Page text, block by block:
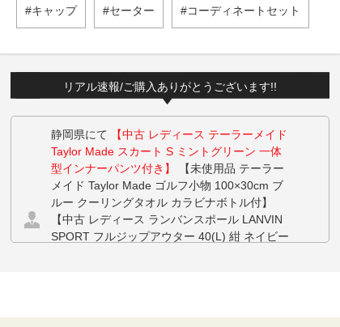
キャップ セーター コーディネートセット
リアル速報/ご購入ありがとうございます!!
静岡県にて
【中古 レディース テーラーメイド
Taylor Made スカート S ミントグリーン 一体
型インナーパンツ付き】
【未使用品 テーラー
メイド Taylor Made ゴルフ小物 100×30cm ブ
ルー クーリングタオル カラビナボトル付】
【中古 レディース ランバンスポール LANVIN
SPORT フルジップアウター 40(L) 紺 ネイビー